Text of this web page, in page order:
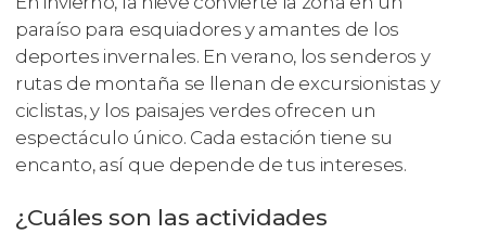
paraíso para esquiadores y amantes de los
deportes invernales. En verano, los senderos y
rutas de montaña se llenan de excursionistas y
ciclistas, y los paisajes verdes ofrecen un
espectáculo único. Cada estación tiene su
encanto, así que depende de tus intereses.
¿Cuáles son las actividades